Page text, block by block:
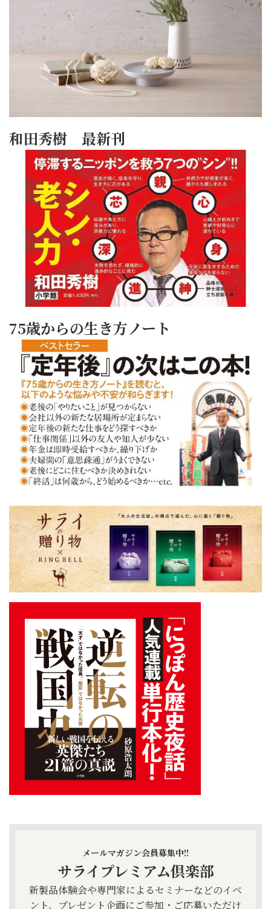
和田秀樹 最新刊
75歳からの生き方ノート
メールマガジン会員募集中!!
サライプレミアム倶楽部
新製品体験会や専門家によるセミナーなどのイベ
ント、プレゼント企画にご参加・ご応募いただけ